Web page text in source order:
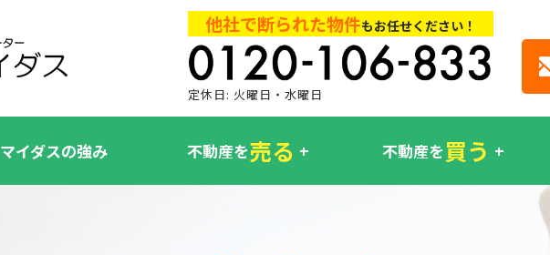
他社で断られた物件もお任せください！
定休日: 火曜日・水曜日
マイダスの強み 不動産を売る 不動産を買う